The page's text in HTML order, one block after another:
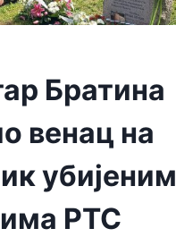
Братина
венац на
убијеним
РТС